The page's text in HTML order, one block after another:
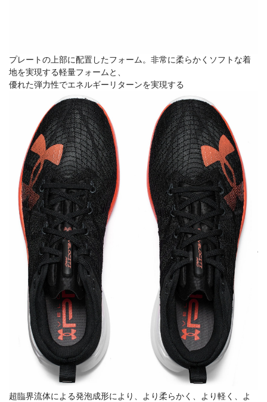
プレートの上部に配置したフォーム。非常に柔らかくソフトな着
地を実現する軽量フォームと、
優れた弾力性でエネルギーリターンを実現する
超臨界流体による発泡成形により、より柔らかく、より軽く、よ